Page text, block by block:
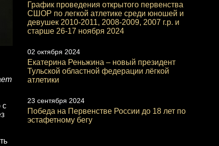
с
График проведения открытого первенства
СШОР по легкой атлетике среди юношей и
девушек 2010-2011, 2008-2009, 2007 г.р. и
старше 26-17 ноября 2024
02 октября 2024
Екатерина Реньжина – новый президент
Тульской областной федерации лёгкой
атлетики
23 сентября 2024
Победа на Первенстве России до 18 лет по
эстафетному бегу